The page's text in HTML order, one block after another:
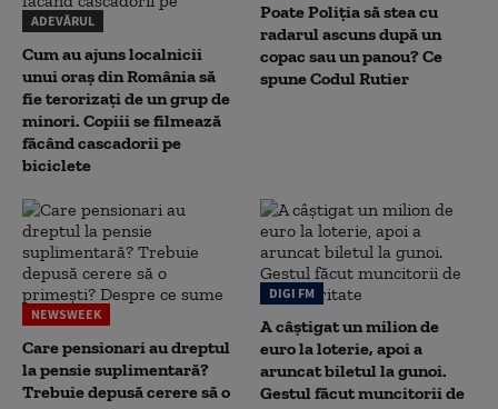
ADEVĂRUL
Cum au ajuns localnicii
unui oraș din România să
fie terorizați de un grup de
minori. Copiii se filmează
făcând cascadorii pe
biciclete
Poate Poliția să stea cu
radarul ascuns după un
copac sau un panou? Ce
spune Codul Rutier
NEWSWEEK
Care pensionari au dreptul
la pensie suplimentară?
Trebuie depusă cerere să o
DIGI FM
A câștigat un milion de
euro la loterie, apoi a
aruncat biletul la gunoi.
Gestul făcut muncitorii de